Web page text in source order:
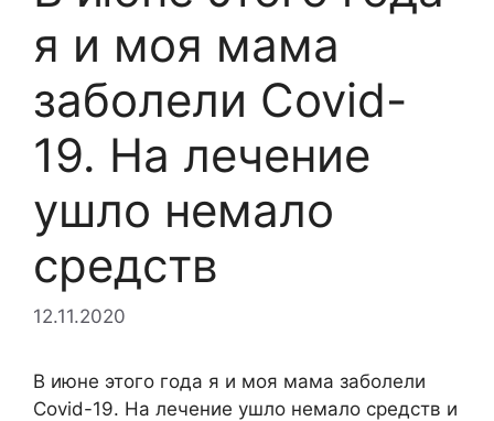
я и моя мама
заболели Covid-
19. На лечение
ушло немало
средств
12.11.2020
В июне этого года я и моя мама заболели
Covid-19. На лечение ушло немало средств и